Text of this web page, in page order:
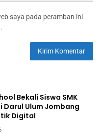
saya pada peramban ini
Bekali Siswa SMK
Darul Ulum Jombang
Digital